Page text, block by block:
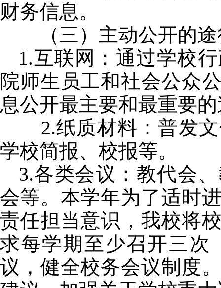
财务信息。
（三）主动公开的途
1.互联网：通过学校
院师生员工和社会公众
息公开最主要和最重要
2.纸质材料：普发
学校简报、校报等。
3.各类会议：教代会
会等。本学年为了适时
责任担当意识，我校将
求每学期至少召开三次
议，健全校务会议制度